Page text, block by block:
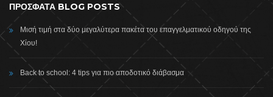
ΠΡΟΣΦΑΤΑ BLOG POSTS
Μισή τιμή στα δύο μεγαλύτερα πακέτα του επαγγελματικού οδηγού της
Χίου!
Back to school: 4 tips για πιο αποδοτικό διάβασμα